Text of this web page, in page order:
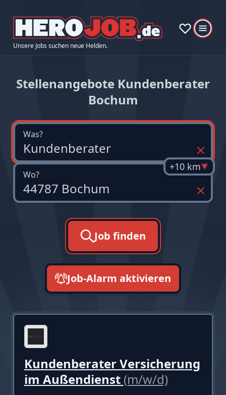
Unsere Jobs suchen neue Helden.
Stellenangebote Kundenberater
Bochum
Was?
Wo?
+10 km
Job finden
Job-Alarm aktivieren
Kundenberater Versicherung
im Außendienst (m/w/d)